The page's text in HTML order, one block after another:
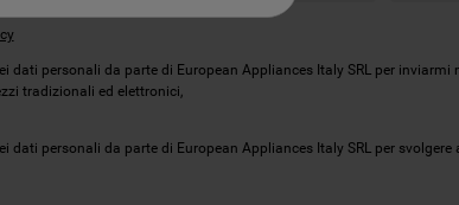
dati personali da parte di European Appliances Italy SRL per inviarmi
tradizionali ed elettronici,
dati personali da parte di European Appliances Italy SRL per